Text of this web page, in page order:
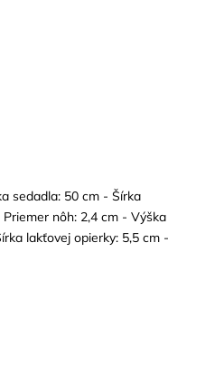
sedadla: 50 cm - Šírka
nôh: 2,4 cm - Výška
lakťovej opierky: 5,5 cm -